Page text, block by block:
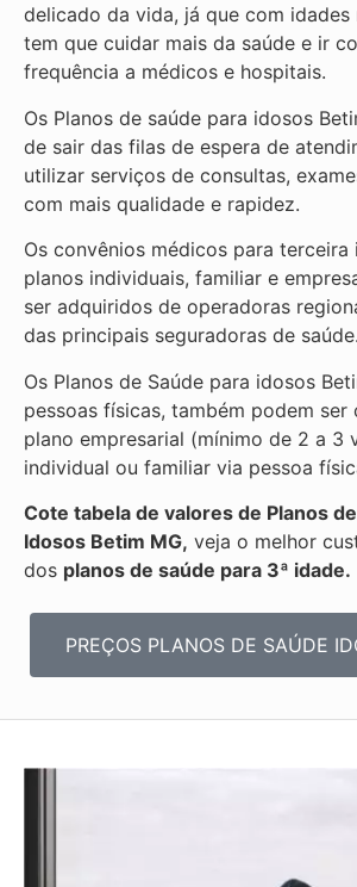
delicado da vida, já que com idades
tem que cuidar mais da saúde e ir
frequência a médicos e hospitais.
Os Planos de saúde para idosos
de sair das filas de espera de
utilizar serviços de consultas,
com mais qualidade e rapidez.
Os convênios médicos para
planos individuais, familiar e
ser adquiridos de operadoras
das principais seguradoras de saúde.
Os Planos de Saúde para idosos
pessoas físicas, também podem ser
plano empresarial (mínimo de 2 a 3
individual ou familiar via pessoa
Cote tabela de valores de Planos
Idosos Betim MG, veja o melhor
dos planos de saúde para 3ª idade.
PREÇOS PLANOS DE SAÚDE